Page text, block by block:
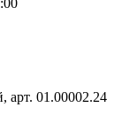
арт. 01.00002.24